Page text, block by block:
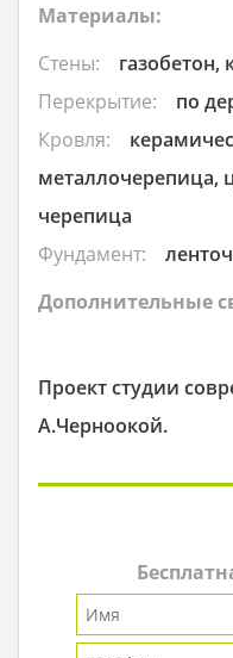
Материалы:
Стены:
газобетон,
Перекрытие:
по
Кровля:
металлочерепица,
черепица
Фундамент:
Дополнительные
Проект студии
А.Черноокой.